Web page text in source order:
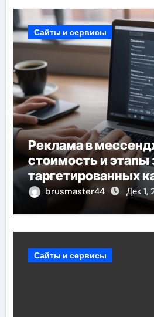
Сайты и сервисы
Реклама в
стоимость и этапы
таргетированных
brusmaster44 Дек 1,
Сайты и сервисы